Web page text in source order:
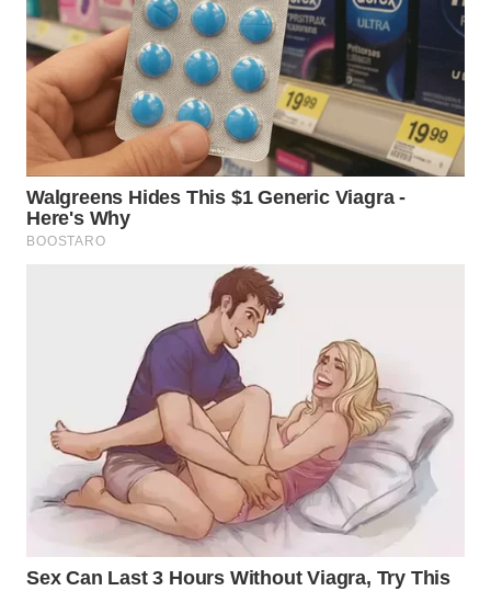
KARAWANG
WN
BEKASI
WN
BOGOR
WN
SAMOSIR
WN
PADANG
LAWAS